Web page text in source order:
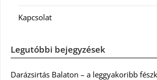
Kapcsolat
Legutóbbi bejegyzések
Darázsirtás Balaton – a leggyakoribb